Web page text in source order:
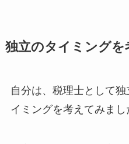
独立のタイミングを
自分は、税理士として
イミングを考えてみまし